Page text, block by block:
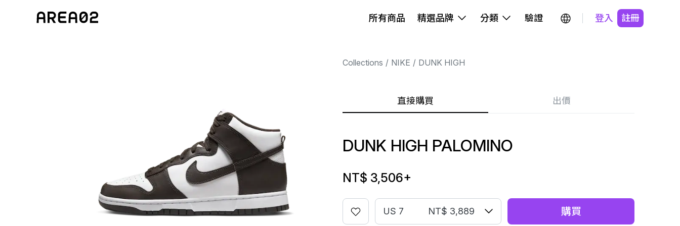
所有商品 精選品牌 分類 驗證 登入 註冊
Collections NIKE DUNK HIGH
直接購買 出價
DUNK HIGH PALOMINO
NT$ 3,506+
US 7 NT$ 3,889 購買